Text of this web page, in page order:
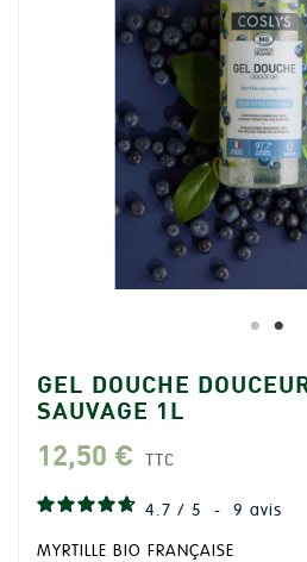
GEL DOUCHE
SAUVAGE 1L
12,50 € TTC
4.7 / 5 - 9 avis
MYRTILLE BIO FRANÇAISE